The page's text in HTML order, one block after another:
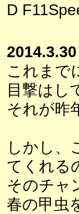
D
2014.3.30
これまで
目撃はし
それが昨
しかし、
てくれる
そのチャ
春の甲虫